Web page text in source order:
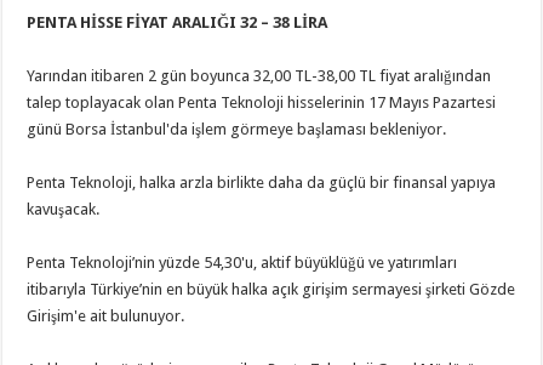
PENTA HİSSE FİYAT ARALIĞI 32 – 38 LİRA
Yarından itibaren 2 gün boyunca 32,00 TL-38,00 TL fiyat aralığından
talep toplayacak olan Penta Teknoloji hisselerinin 17 Mayıs Pazartesi
günü Borsa İstanbul'da işlem görmeye başlaması bekleniyor.
Penta Teknoloji, halka arzla birlikte daha da güçlü bir finansal yapıya
kavuşacak.
Penta Teknoloji’nin yüzde 54,30'u, aktif büyüklüğü ve yatırımları
itibarıyla Türkiye’nin en büyük halka açık girişim sermayesi şirketi Gözde
Girişim'e ait bulunuyor.